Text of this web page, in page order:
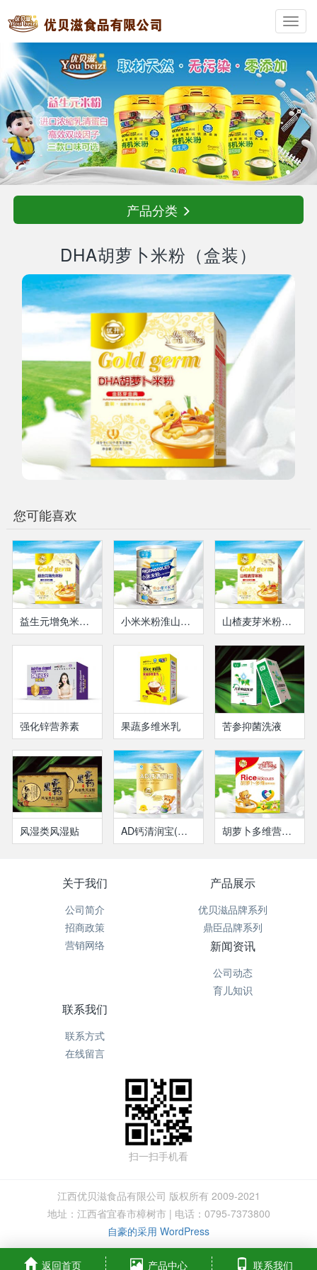
产品分类
DHA胡萝卜米粉（盒装）
您可能喜欢
益生元增免米粉（盒装） 小米米粉淮山薏米多维高钙 山楂麦芽米粉（盒装）
强化锌营养素 果蔬多维米乳 苦参抑菌洗液
风湿类风湿贴 AD钙清润宝(盒装） 胡萝卜多维营养米粉(盒装）
关于我们
公司简介
招商政策
营销网络
产品展示
优贝滋品牌系列
鼎臣品牌系列
新闻资讯
公司动态
育儿知识
联系我们
联系方式
在线留言
扫一扫手机看
江西优贝滋食品有限公司 版权所有 2009-2021
地址：江西省宜春市樟树市 | 电话：0795-7373800
自豪的采用 WordPress
返回首页 产品中心 联系我们